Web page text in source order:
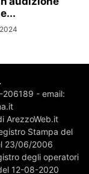
206189 - email:
ArezzoWeb.it
Stampa del
23/06/2006
degli operatori
12-08-2020